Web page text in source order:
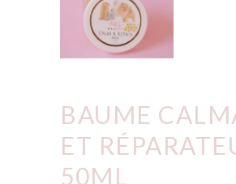
BAUME
ET
50ML